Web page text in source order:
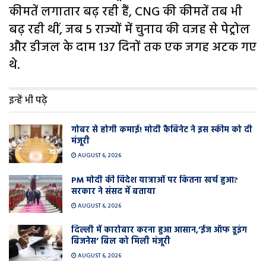
कीमतें लगातार बढ़ रही हैं, CNG की कीमतें तब भी
बढ़ रही थीं, जब 5 राज्यों में चुनाव की वजह से पेट्रोल
और डीजल के दाम 137 दिनों तक एक जगह अटक गए
थे.
इन्हें भी पढ़े
गोबर से होगी कमाई! मोदी कैबिनेट ने इस स्कीम को दी
मंजूरी
AUGUST 6, 2026
PM मोदी की विदेश यात्राओं पर कितना खर्च हुआ?
सरकार ने संसद में बताया
AUGUST 6, 2026
दिल्ली में कारोबार करना हुआ आसान,’ईज ऑफ डूइंग
बिजनेस’ बिल को मिली मंजूरी
AUGUST 6, 2026